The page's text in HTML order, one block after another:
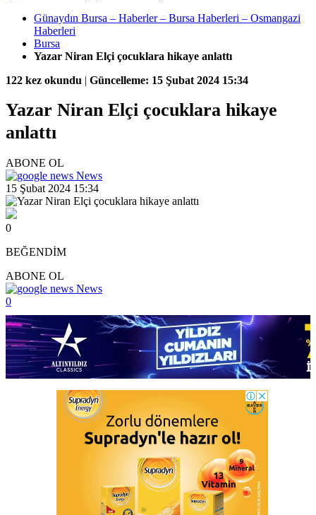
Günaydın Bursa – Haberler – Bursa Haberleri – Osmangazi
Haberleri
Bursa
Yazar Niran Elçi çocuklara hikaye anlattı
122 kez okundu | Güncelleme: 15 Şubat 2024 15:34
Yazar Niran Elçi çocuklara hikaye
anlattı
ABONE OL
News
15 Şubat 2024 15:34
0
BEĞENDİM
ABONE OL
News
0